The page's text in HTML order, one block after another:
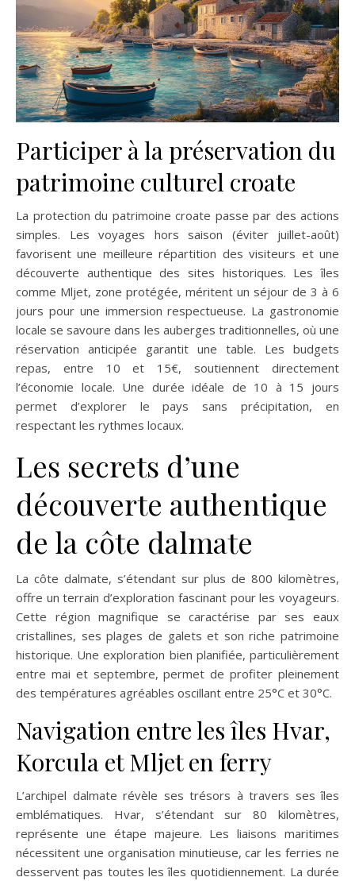
Participer à la préservation du
patrimoine culturel croate
La protection du patrimoine croate passe par des actions
simples. Les voyages hors saison (éviter juillet-août)
favorisent une meilleure répartition des visiteurs et une
découverte authentique des sites historiques. Les îles
comme Mljet, zone protégée, méritent un séjour de 3 à 6
jours pour une immersion respectueuse. La gastronomie
locale se savoure dans les auberges traditionnelles, où une
réservation anticipée garantit une table. Les budgets
repas, entre 10 et 15€, soutiennent directement
l’économie locale. Une durée idéale de 10 à 15 jours
permet d’explorer le pays sans précipitation, en
respectant les rythmes locaux.
Les secrets d’une
découverte authentique
de la côte dalmate
La côte dalmate, s’étendant sur plus de 800 kilomètres,
offre un terrain d’exploration fascinant pour les voyageurs.
Cette région magnifique se caractérise par ses eaux
cristallines, ses plages de galets et son riche patrimoine
historique. Une exploration bien planifiée, particulièrement
entre mai et septembre, permet de profiter pleinement
des températures agréables oscillant entre 25°C et 30°C.
Navigation entre les îles Hvar,
Korcula et Mljet en ferry
L’archipel dalmate révèle ses trésors à travers ses îles
emblématiques. Hvar, s’étendant sur 80 kilomètres,
représente une étape majeure. Les liaisons maritimes
nécessitent une organisation minutieuse, car les ferries ne
desservent pas toutes les îles quotidiennement. La durée